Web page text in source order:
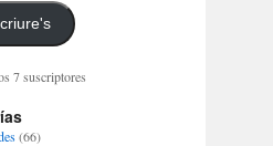
7 suscriptores
(66)